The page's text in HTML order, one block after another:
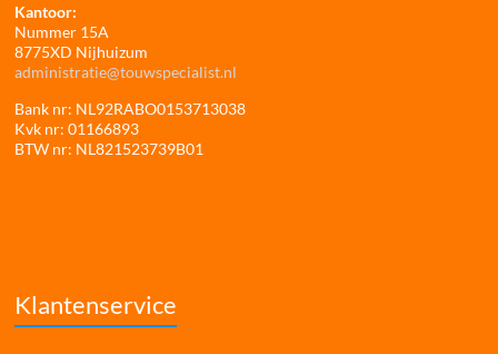
Kantoor:
Nummer 15A
8775XD Nijhuizum
administratie@touwspecialist.nl
Bank nr: NL92RABO0153713038
Kvk nr: 01166893
BTW nr: NL821523739B01
Klantenservice